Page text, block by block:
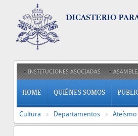
INSTITUCIONES ASOCIADAS
HOME QUIÉNES SOMOS
Cultura Departamentos